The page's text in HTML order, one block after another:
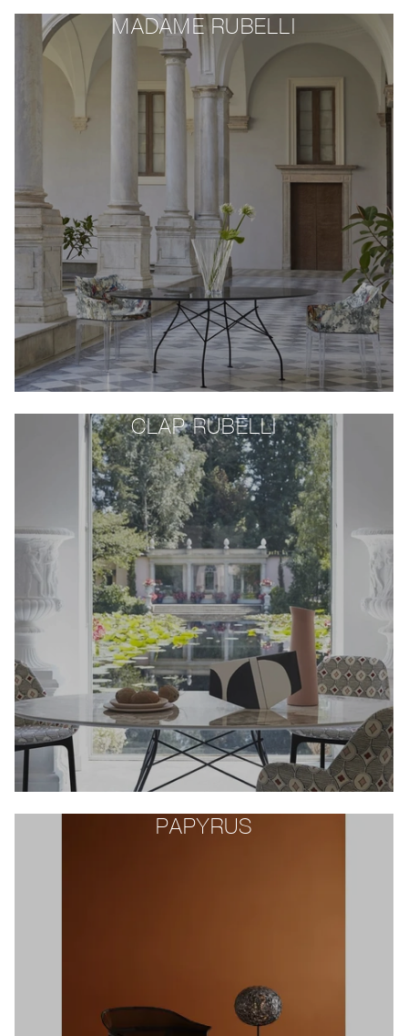
MADAME RUBELLI
CLAP RUBELLI
PAPYRUS